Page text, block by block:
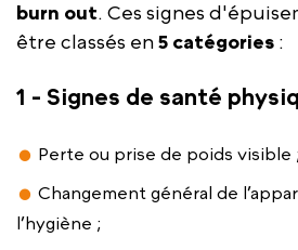
burn out. Ces signes
être classés en5 catégories :
1 - Signes de santé
Perte ou prise de poids visible
Changement général de
l’hygiène ;